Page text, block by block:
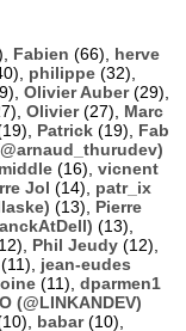
Fabien (66), herve
philippe (32),
Olivier Auber(29),
Olivier(27), Marc
Patrick (19), Fab
(16), vicnent
Jol (14), patr_ix
(13), Pierre
(13),
Phil Jeudy (12),
(11), jean-eudes
(11), dparmen1
(@LINKANDEV)
babar(10),